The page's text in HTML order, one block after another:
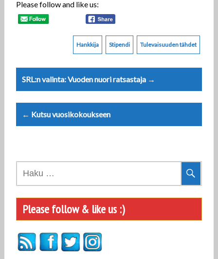
Please follow and like us:
Hankkija Stipendi Tulevaisuuden tähdet
Post
navigation
SRL:n valinta: Vuoden nuori ratsastaja →
← Kutsu vuosikokoukseen
Haku:
Please follow & like us :)